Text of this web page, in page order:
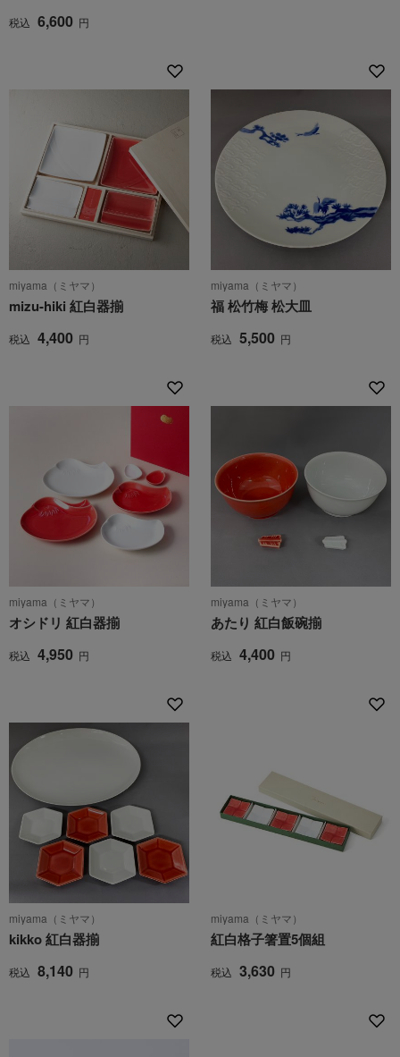
税込 6,600 円
miyama（ミヤマ）
mizu-hiki 紅白器揃
税込 4,400 円
miyama（ミヤマ）
福 松竹梅 松大皿
税込 5,500 円
miyama（ミヤマ）
オシドリ 紅白器揃
税込 4,950 円
miyama（ミヤマ）
あたり 紅白飯碗揃
税込 4,400 円
miyama（ミヤマ）
kikko 紅白器揃
税込 8,140 円
miyama（ミヤマ）
紅白格子箸置5個組
税込 3,630 円